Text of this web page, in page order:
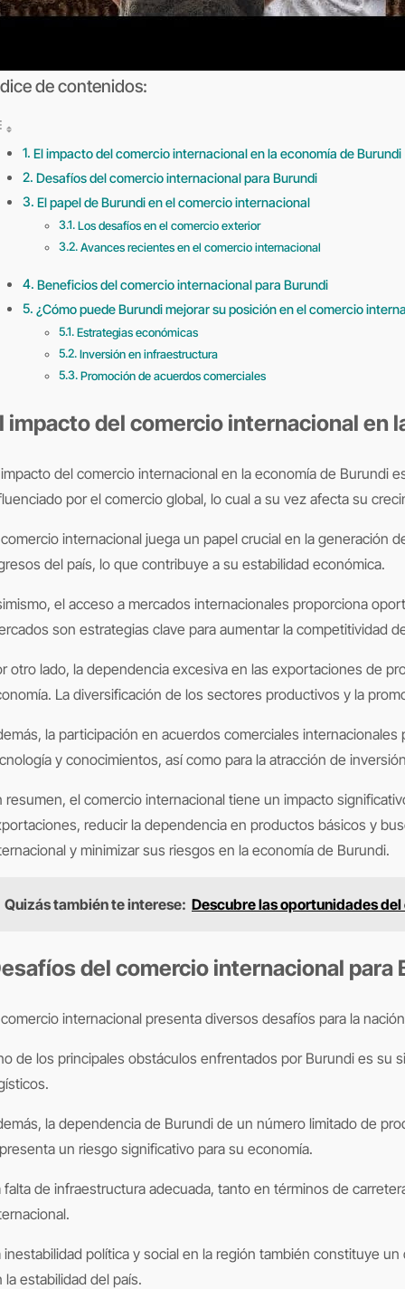
de contenidos:
El impacto del comercio internacional en la economía de Burundi
Desafíos del comercio internacional para Burundi
El papel de Burundi en el comercio internacional
Los desafíos en el comercio exterior
Avances recientes en el comercio internacional
Beneficios del comercio internacional para Burundi
¿Cómo puede Burundi mejorar su posición en el comercio
Estrategias económicas
Inversión en infraestructura
Promoción de acuerdos comerciales
impacto del comercio internacional en
por el comercio global, lo cual a su vez afecta su
internacional juega un papel crucial en la
del país, lo que contribuye a su estabilidad económica.
el acceso a mercados internacionales proporciona
son estrategias clave para aumentar la competitividad
otro lado, la dependencia excesiva en las exportaciones de
La diversificación de los sectores productivos y la
la participación en acuerdos comerciales
y conocimientos, así como para la atracción de
resumen, el comercio internacional tiene un impacto
reducir la dependencia en productos básicos y
y minimizar sus riesgos en la economía de Burundi.
Quizás también te interese: Descubre las oportunidades
del comercio internacional para
internacional presenta diversos desafíos para la
de los principales obstáculos enfrentados por Burundi es su
la dependencia de Burundi de un número limitado de
un riesgo significativo para su economía.
falta de infraestructura adecuada, tanto en términos de
inestabilidad política y social en la región también constituye
la estabilidad del país.